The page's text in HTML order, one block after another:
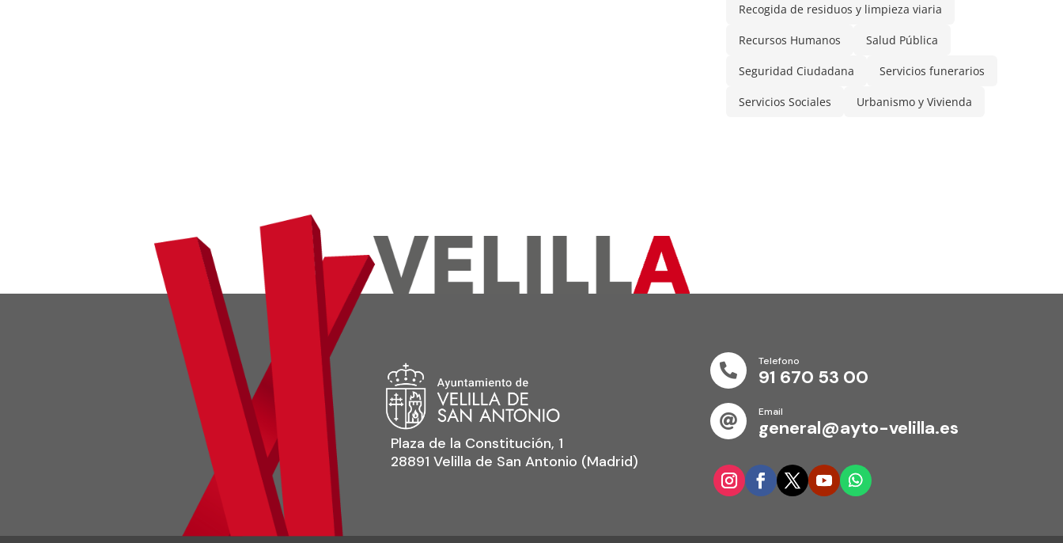
Recogida de residuos y limpieza viaria
Recursos Humanos Salud Pública
Seguridad Ciudadana Servicios funerarios
Servicios Sociales Urbanismo y Vivienda
Plaza de la Constitución, 1
28891 Velilla de San Antonio (Madrid)

Telefono
91 670 53 00

Email
general@ayto-velilla.es